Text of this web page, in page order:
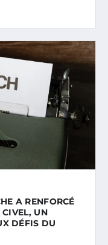
A RENFORCÉ
UN
DÉFIS DU